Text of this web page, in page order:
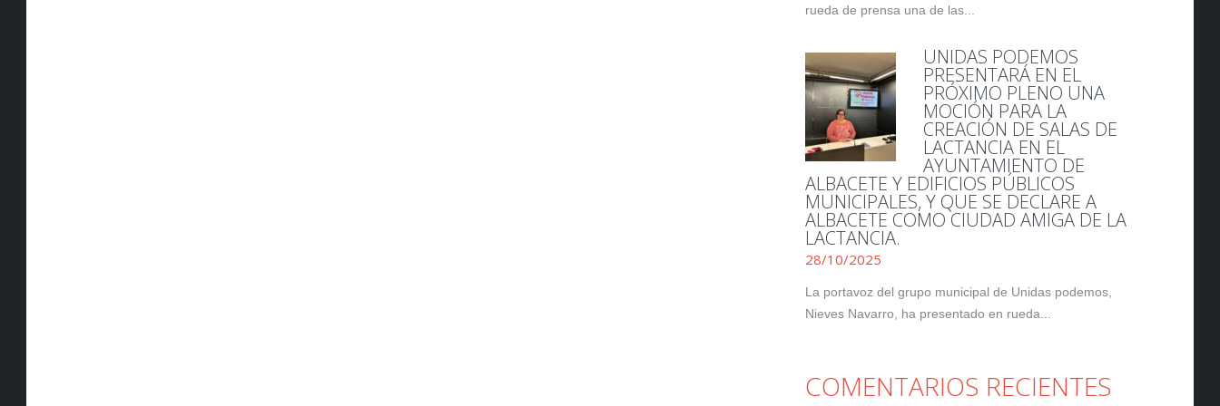
rueda de prensa una de las...
UNIDAS PODEMOS
PRESENTARÁ EN EL
PRÓXIMO PLENO UNA
MOCIÓN PARA LA
CREACIÓN DE SALAS DE
LACTANCIA EN EL
AYUNTAMIENTO DE
ALBACETE Y EDIFICIOS PÚBLICOS
MUNICIPALES, Y QUE SE DECLARE A
ALBACETE COMO CIUDAD AMIGA DE LA
LACTANCIA.
28/10/2025
La portavoz del grupo municipal de Unidas podemos,
Nieves Navarro, ha presentado en rueda...
COMENTARIOS RECIENTES